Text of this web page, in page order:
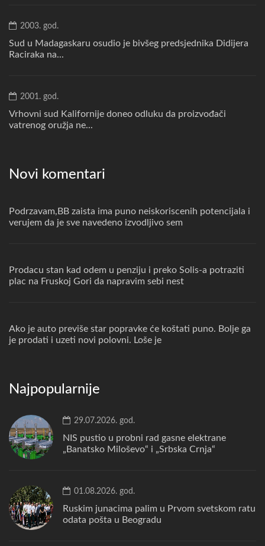
2003. god.
Sud u Madagaskaru osudio je bivšeg predsjednika Didijera
Raciraka na...
2001. god.
Vrhovni sud Kalifornije doneo odluku da proizvođači
vatrenog oružja ne...
Novi komentari
Podrzavam,BB zaista ima puno neiskoriscenih potencijala i
verujem da je sve navedeno izvodljivo sem
Prodacu stan kad odem u penziju i preko Solis-a potraziti
plac na Fruskoj Gori da napravim sebi nest
Ako je auto previše star popravke će koštati puno. Bolje ga
je prodati i uzeti novi polovni. Loše je
Najpopularnije
29.07.2026. god.
NIS pustio u probni rad gasne elektrane
„Banatsko Miloševo“ i „Srbska Crnja“
01.08.2026. god.
Ruskim junacima palim u Prvom svetskom ratu
odata pošta u Beogradu